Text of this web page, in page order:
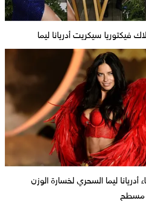
سيكريت أدريانا ليما
ليما السحري لخسارة الوزن
مسطح